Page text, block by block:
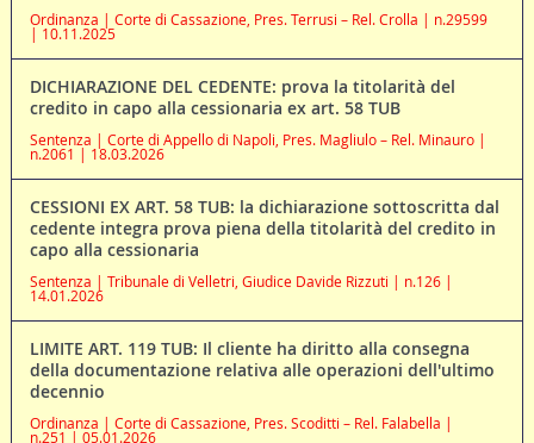
Ordinanza | Corte di Cassazione, Pres. Terrusi – Rel. Crolla | n.29599
| 10.11.2025
DICHIARAZIONE DEL CEDENTE: prova la titolarità del
credito in capo alla cessionaria ex art. 58 TUB
Sentenza | Corte di Appello di Napoli, Pres. Magliulo – Rel. Minauro |
n.2061 | 18.03.2026
CESSIONI EX ART. 58 TUB: la dichiarazione sottoscritta dal
cedente integra prova piena della titolarità del credito in
capo alla cessionaria
Sentenza | Tribunale di Velletri, Giudice Davide Rizzuti | n.126 |
14.01.2026
LIMITE ART. 119 TUB: Il cliente ha diritto alla consegna
della documentazione relativa alle operazioni dell'ultimo
decennio
Ordinanza | Corte di Cassazione, Pres. Scoditti – Rel. Falabella |
n.251 | 05.01.2026